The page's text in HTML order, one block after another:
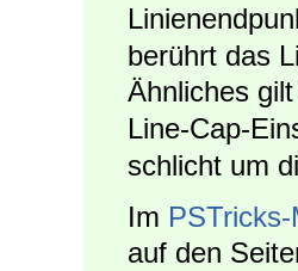
berührt das
Ähnliches
Line-Cap-
schlicht um
Im
auf den